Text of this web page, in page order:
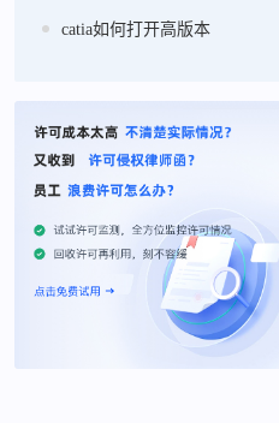
catia如何打开高版本